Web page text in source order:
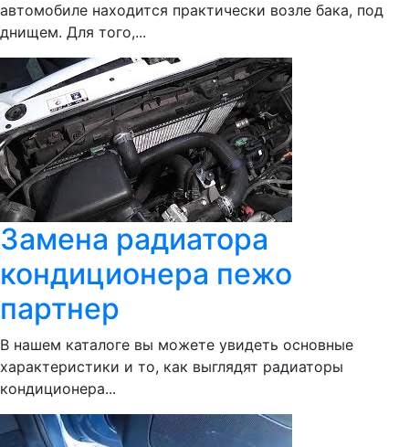
автомобиле находится практически возле бака, под
днищем. Для того,...
Замена радиатора
кондиционера пежо
партнер
В нашем каталоге вы можете увидеть основные
характеристики и то, как выглядят радиаторы
кондиционера...